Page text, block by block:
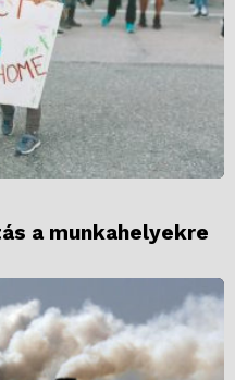
a munkahelyekre